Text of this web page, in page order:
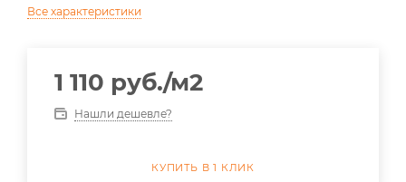
Все характеристики
1 110 руб./м2
Нашли дешевле?
КУПИТЬ В 1 КЛИК